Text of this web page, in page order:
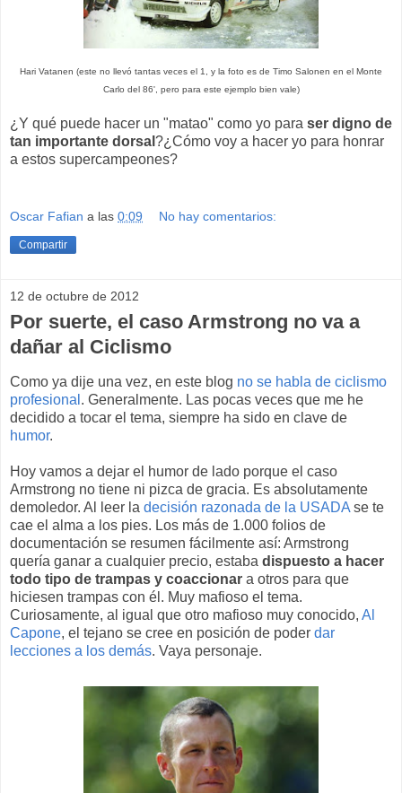
Hari Vatanen (este no llevó tantas veces el 1, y la foto es de Timo Salonen en el Monte
Carlo del 86', pero para este ejemplo bien vale)
¿Y qué puede hacer un "matao" como yo para ser digno de
tan importante dorsal ?¿Cómo voy a hacer yo para honrar
a estos supercampeones?
Oscar Fafian a las 0:09 No hay comentarios:
Compartir
12 de octubre de 2012
Por suerte, el caso Armstrong no va a
dañar al Ciclismo
Como ya dije una vez, en este blog no se habla de ciclismo
profesional . Generalmente. Las pocas veces que me he
decidido a tocar el tema, siempre ha sido en clave de
humor.
Hoy vamos a dejar el humor de lado porque el caso
Armstrong no tiene ni pizca de gracia. Es absolutamente
demoledor. Al leer la decisión razonada de la USADA se te
cae el alma a los pies. Los más de 1.000 folios de
documentación se resumen fácilmente así: Armstrong
quería ganar a cualquier precio, estaba dispuesto a hacer
todo tipo de trampas y coaccionar a otros para que
hiciesen trampas con él. Muy mafioso el tema.
Curiosamente, al igual que otro mafioso muy conocido, Al
Capone, el tejano se cree en posición de poder dar
lecciones a los demás. Vaya personaje.